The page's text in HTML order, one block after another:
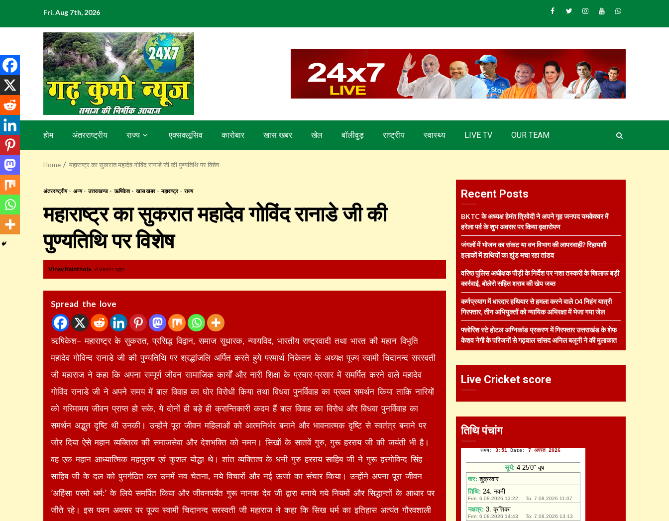
content
Fri. Aug 7th, 2026 Facebook
TwitterInstagram
YoutubeWhatsapp
होम अंतरराष्ट्रीय राज्य एक्सक्लूसिव कारोबार खास खबर खेल बाॅलीवुड़ राष्ट्रीय स्वास्थ्य LIVE TV OUR TEAM
Home महाराष्ट्र का सुकरात महादेव गोविंद रानाडे जी की पुण्यतिथि पर विशेष
अंतरराष्ट्रीय अन्य उत्तराखण्ड ऋषिकेश खास खबर महाराष्ट्र राज्य
महाराष्ट्र का सुकरात महादेव गोविंद रानाडे जी की
पुण्यतिथि पर विशेष
Vinay Kainthola 6 years ago
Spread the love
ऋषिकेश– महाराष्ट्र के सुकरात, प्रसिद्ध विद्वान, समाज सुधारक, न्यायविद, भारतीय राष्ट्रवादी तथा भारत की महान विभूति
महादेव गोविन्द रानाडे जी की पुण्यतिथि पर श्रद्धांजलि अर्पित करते हुये परमार्थ निकेतन के अध्यक्ष पूज्य स्वामी चिदानन्द सरस्वती
जी महाराज ने कहा कि अपना सम्पूर्ण जीवन सामाजिक कार्यों और नारी शिक्षा के प्रचार-प्रसार में समर्पित करने वाले महादेव
गोविंद रानाडे जी ने अपने समय में बाल विवाह का घोर विरोधी किया तथा विधवा पुनर्विवाह का प्रबल समर्थन किया ताकि नारियों
को गरिमामय जीवन प्राप्त हो सके, ये दोनों ही बड़े ही क्रान्तिकारी कदम हैं बाल विवाह का विरोध और विधवा पुनर्विवाह का
समर्थन अद्भुत दृष्टि थी उनकी। उन्होंने पूरा जीवन महिलाओं कोे आत्मनिर्भर बनाने और भावनात्मक दृष्टि से स्वतंत्र बनाने पर
जोर दिया ऐसे महान व्यक्तित्व की समाजसेवा और देशभक्ति को नमन। सिखों के सातवें गुरु, गुरू हरराय जी की जयंती भी है।
वह एक महान आध्यात्मिक महापुरुष एवं कुशल योद्धा थे। शांत व्यक्तित्व के धनी गुरु हरराय साहिब जी ने गुरू हरगोविन्द सिंह
साहिब जी के दल को पुनर्गठित कर उनमें नव चेतना, नये विचारों और नई ऊर्जा का संचार किया। उन्होंने अपना पूरा जीवन
’अहिंसा परमो धर्म:’ के लिये समर्पित किया और जीवनपर्यंत गुरू नानक देव जी द्वारा बनाये गये नियमों और सिद्धान्तों के आधार पर
जीते रहे। इस पवन अवसर पर पूज्य स्वामी चिदानन्द सरस्वती जी महाराज ने कहा कि सिख धर्म का इतिहास अत्यंत गौरवशाली
Recent Posts
BKTC के अध्यक्ष हेमंत त्रिवेदी ने अपने गृह जनपद यमकेश्वर में
हरेला पर्व के शुभ अवसर पर किया वृक्षारोपण
जंगलों में भोजन का संकट या वन विभाग की लापरवाही? रिहायशी
इलाकों में हाथियों का झुंड मचा रहा तांडव
वरिष्ठ पुलिस अधीक्षक पौड़ी के निर्देश पर नशा तस्करी के खिलाफ बड़ी
कार्रवाई, बोलेरो सहित शराब की खेप जब्त
कर्णप्रयाग में धारदार हथियार से हमला करने वाले 04 निहंग यात्री
गिरफ्तार, तीन अभियुक्तों को न्यायिक अभिरक्षा में भेजा गया जेल
फ्लोरिश स्टे होटल अग्निकांड प्रकरण में गिरफ्तार उत्तराखंड के शेफ
केशव नेगी के परिजनों से गढ़वाल सांसद अनिल बलूनी ने की मुलाकात
Live Cricket score
तिथि पंचांग